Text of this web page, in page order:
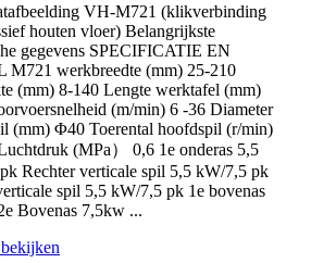
VH-M721 (klikverbinding
houten vloer) Belangrijkste
gegevens SPECIFICATIE EN
M721 werkbreedte (mm) 25-210
(mm) 8-140 Lengte werktafel (mm)
(m/min) 6 -36 Diameter
(mm) Φ40 Toerental hoofdspil (r/min)
(MPa） 0,6 1e onderas 5,5
Rechter verticale spil 5,5 kW/7,5 pk
spil 5,5 kW/7,5 pk 1e bovenas
Bovenas 7,5kw ...